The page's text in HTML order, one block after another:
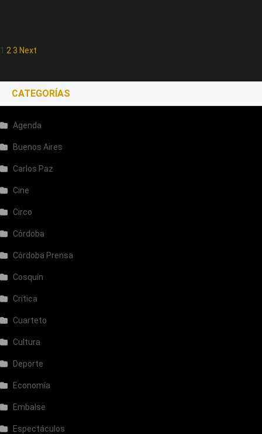
1 2 3 Next
CATEGORÍAS
Agenda
Buenos Aires
Carlos Paz
Cine
Circo
Córdoba
Córdoba Prensa
Cosquín
Crítica
Cuarteto
Cultura
Deporte
Economía
Embalse
Espectáculos